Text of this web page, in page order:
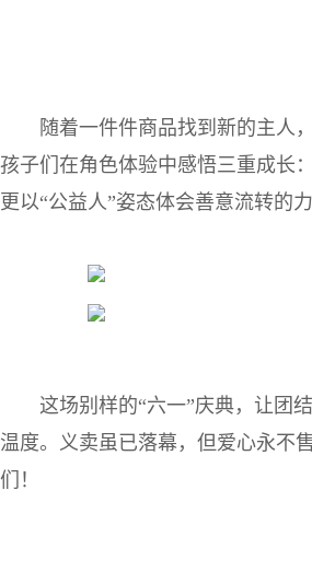
随着一件件商品找到新的主人
孩子们在角色体验中感悟三重成长
更以“公益人”姿态体会善意流转的力
这场别样的“六一”庆典，让团
温度。义卖虽已落幕，但爱心永不
们！